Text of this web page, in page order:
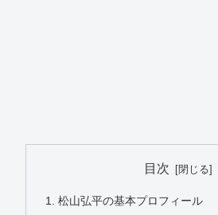
目次
松山弘平の基本プロフィール